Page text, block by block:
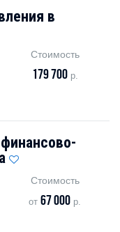
в
Стоимость
179 700р.
Стоимость
от67 000 р.